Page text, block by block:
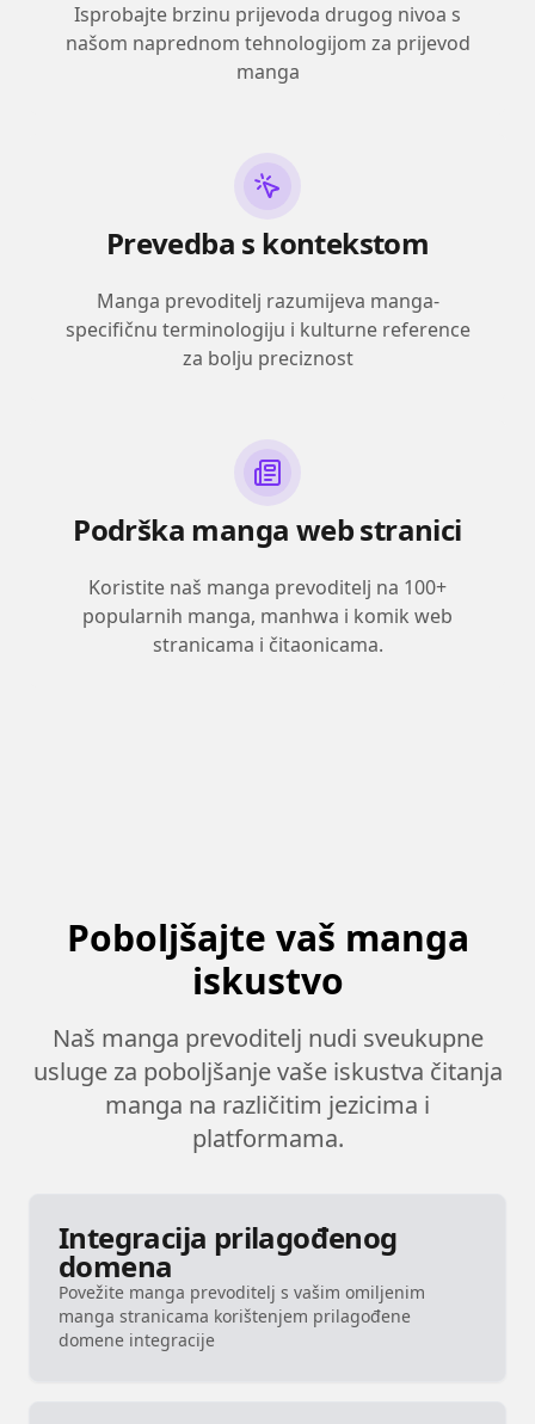
Isprobajte brzinu prijevoda drugog nivoa s
našom naprednom tehnologijom za prijevod
manga
Prevedba s kontekstom
Manga prevoditelj razumijeva manga-
specifičnu terminologiju i kulturne reference
za bolju preciznost
Podrška manga web stranici
Koristite naš manga prevoditelj na 100+
popularnih manga, manhwa i komik web
stranicama i čitaonicama.
Poboljšajte vaš manga
iskustvo
Naš manga prevoditelj nudi sveukupne
usluge za poboljšanje vaše iskustva čitanja
manga na različitim jezicima i
platformama.
Integracija prilagođenog
domena
Povežite manga prevoditelj s vašim omiljenim
manga stranicama korištenjem prilagođene
domene integracije